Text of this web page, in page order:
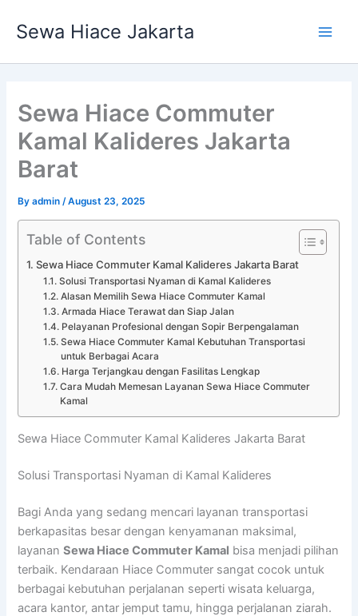
Sewa Hiace Jakarta
Sewa Hiace Commuter
Kamal Kalideres Jakarta
Barat
Byadmin /August 23, 2025
Table of Contents
Sewa Hiace Commuter Kamal Kalideres Jakarta Barat
Solusi Transportasi Nyaman di Kamal Kalideres
Alasan Memilih Sewa Hiace Commuter Kamal
Armada Hiace Terawat dan Siap Jalan
Pelayanan Profesional dengan Sopir Berpengalaman
Sewa Hiace Commuter Kamal Kebutuhan Transportasi
untuk Berbagai Acara
Harga Terjangkau dengan Fasilitas Lengkap
Cara Mudah Memesan Layanan Sewa Hiace Commuter
Kamal
Sewa Hiace Commuter Kamal Kalideres Jakarta Barat
Solusi Transportasi Nyaman di Kamal Kalideres
Bagi Anda yang sedang mencari layanan transportasi
berkapasitas besar dengan kenyamanan maksimal,
layananSewa Hiace Commuter Kamal bisa menjadi pilihan
terbaik. Kendaraan Hiace Commuter sangat cocok untuk
berbagai kebutuhan perjalanan seperti wisata keluarga,
acara kantor, antar jemput tamu, hingga perjalanan ziarah.